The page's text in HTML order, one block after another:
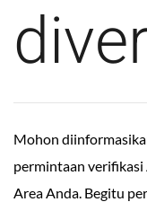
Mohon
permintaan verifikasi
Area Anda. Begitu